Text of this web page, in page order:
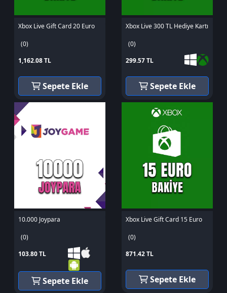
Xbox Live Gift Card 20 Euro
(0)
1,162.08 TL
Sepete Ekle
Xbox Live 300 TL Hediye Kartı
(0)
299.57 TL
Sepete Ekle
10.000 Joypara
(0)
103.80 TL
Sepete Ekle
Xbox Live Gift Card 15 Euro
(0)
871.42 TL
Sepete Ekle